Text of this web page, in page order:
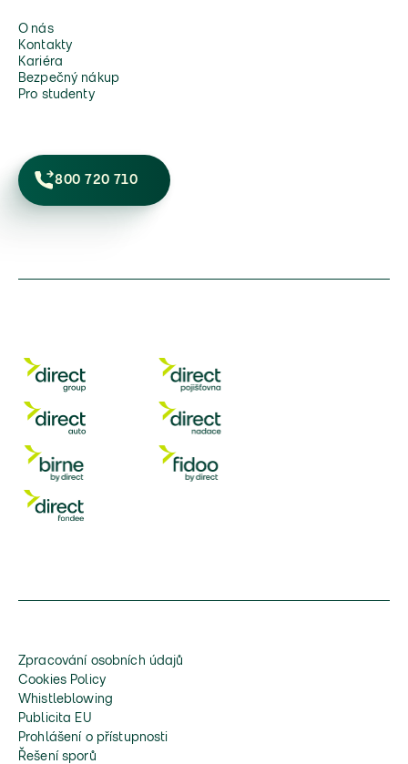
O nás
Kontakty
Kariéra
Bezpečný nákup
Pro studenty
800 720 710
Zpracování osobních údajů
Cookies Policy
Whistleblowing
Publicita EU
Prohlášení o přístupnosti
Řešení sporů